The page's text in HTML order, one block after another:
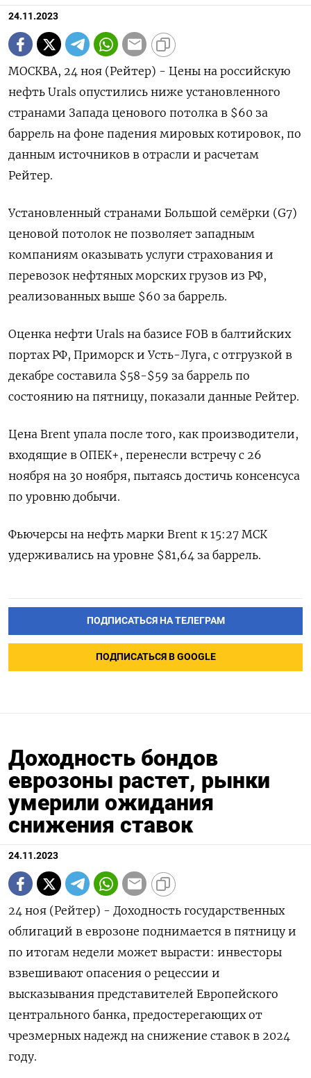
24.11.2023
МОСКВА, 24 ноя (Рейтер) - Цены на российскую
нефть Urals опустились ниже установленного
странами Запада ценового потолка в $60 за
баррель на фоне падения мировых котировок, по
данным источников в отрасли и расчетам
Рейтер.
Установленный странами Большой семёрки (G7)
ценовой потолок не позволяет западным
компаниям оказывать услуги страхования и
перевозок нефтяных морских грузов из РФ,
реализованных выше $60 за баррель.
Оценка нефти Urals на базисе FOB в балтийских
портах РФ, Приморск и Усть-Луга, с отгрузкой в
декабре составила $58-$59 за баррель по
состоянию на пятницу, показали данные Рейтер.
Цена Brent упала после того, как производители,
входящие в ОПЕК+, перенесли встречу с 26
ноября на 30 ноября, пытаясь достичь консенсуса
по уровню добычи.
Фьючерсы на нефть марки Brent к 15:27 МСК
удерживались на уровне $81,64 за баррель.
ПОДПИСАТЬСЯ НА ТЕЛЕГРАМ
ПОДПИСАТЬСЯ В GOOGLE
Доходность бондов
еврозоны растет, рынки
умерили ожидания
снижения ставок
24.11.2023
24 ноя (Рейтер) - Доходность государственных
облигаций в еврозоне поднимается в пятницу и
по итогам недели может вырасти: инвесторы
взвешивают опасения о рецессии и
высказывания представителей Европейского
центрального банка, предостерегающих от
чрезмерных надежд на снижение ставок в 2024
году.